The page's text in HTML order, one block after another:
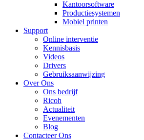
Kantoorsoftware
Productiesystemen
Mobiel printen
Support
Online interventie
Kennisbasis
Videos
Drivers
Gebruiksaanwijzing
Over Ons
Ons bedrijf
Ricoh
Actualiteit
Evenementen
Blog
Contacteer Ons